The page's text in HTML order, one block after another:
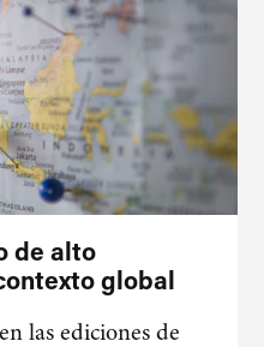
de alto
global
las ediciones de